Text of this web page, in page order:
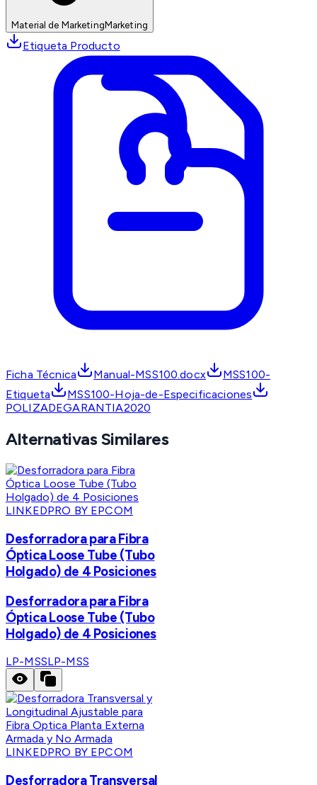
Material de MarketingMarketing
Etiqueta Producto
Ficha Técnica Manual-MSS100.docx
MSS100-
Etiqueta
MSS100-Hoja-de-Especificaciones
POLIZADEGARANTIA2020
Alternativas Similares
LINKEDPRO BY EPCOM
Desforradora para Fibra
Óptica Loose Tube (Tubo
Holgado) de 4 Posiciones
Desforradora para Fibra
Óptica Loose Tube (Tubo
Holgado) de 4 Posiciones
LP-MSSLP-MSS
LINKEDPRO BY EPCOM
Desforradora Transversal